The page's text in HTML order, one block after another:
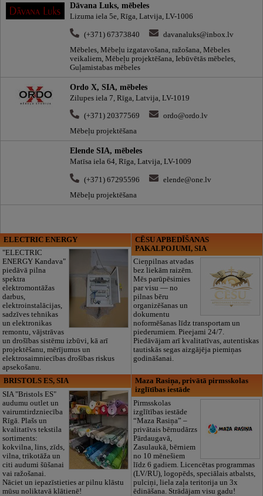
Dāvana Luks, mēbeles
Lizuma iela 5e, Rīga, Latvija, LV-1006
(+371) 67373840
davanaluks@inbox.lv
Mēbeles, Mēbeļu izgatavošana, ražošana, Mēbeles
veikaliem, Mēbeļu projektēšana, Iebūvētās mēbeles,
Guļamistabas mēbeles
Ordo X, SIA, mēbeles
Zilupes iela 7, Rīga, Latvija, LV-1019
(+371) 20377569
ordo@ordo.lv
Mēbeļu projektēšana
Elende SIA, mēbeles
Matīsa iela 64, Rīga, Latvija, LV-1009
(+371) 67295596
elende@one.lv
Mēbeļu projektēšana
ELECTRIC ENERGY
"ELECTRIC
ENERGY Kandava"
piedāvā pilna
spektra
elektromontāžas
darbus,
elektroinstalācijas,
sadzīves tehnikas
un elektronikas
remontu, vājstrāvas
un drošības sistēmu izbūvi, kā arī
projektēšanu, mērījumus un
elektrosaimniecības drošības riskus
apsekošanu.
CĒSU APBEDĪŠANAS
PAKALPOJUMI, SIA
Cieņpilnas atvadas
bez liekām raizēm.
Mēs parūpēsimies
par visu — no
pilnas bēru
organizēšanas un
dokumentu
noformēšanas līdz transportam un
piederumiem. Pieejami 24/7.
Piedāvājam arī kvalitatīvas, autentiskas
tautiskās segas aizgājēja piemiņas
godināšanai.
BRISTOLS ES, SIA
SIA "Bristols ES"
audumu outlet un
vairumtirdzniecība
Rīgā. Plašs un
kvalitatīvs tekstila
sortiments:
kokvilna, lins, zīds,
vilna, trikotāža un
citi audumi šūšanai
vai ražošanai.
Nāciet un iepazīstieties ar pilnu klāstu
mūsu noliktavā klātienē!
Maza Rasiņa, privātā pirmsskolas
izglītības iestāde
Pirmsskolas
izglītības iestāde
“Maza Rasiņa” –
privātais bērnudārzs
Pārdaugavā,
Zasulaukā, bērniem
no 10 mēnešiem
līdz 6 gadiem. Licencētas programmas
(LV/RU), logopēds, speciālais atbalsts,
pulciņi, liela zaļa teritorija un 3x
ēdināšana. Strādājam visu gadu!